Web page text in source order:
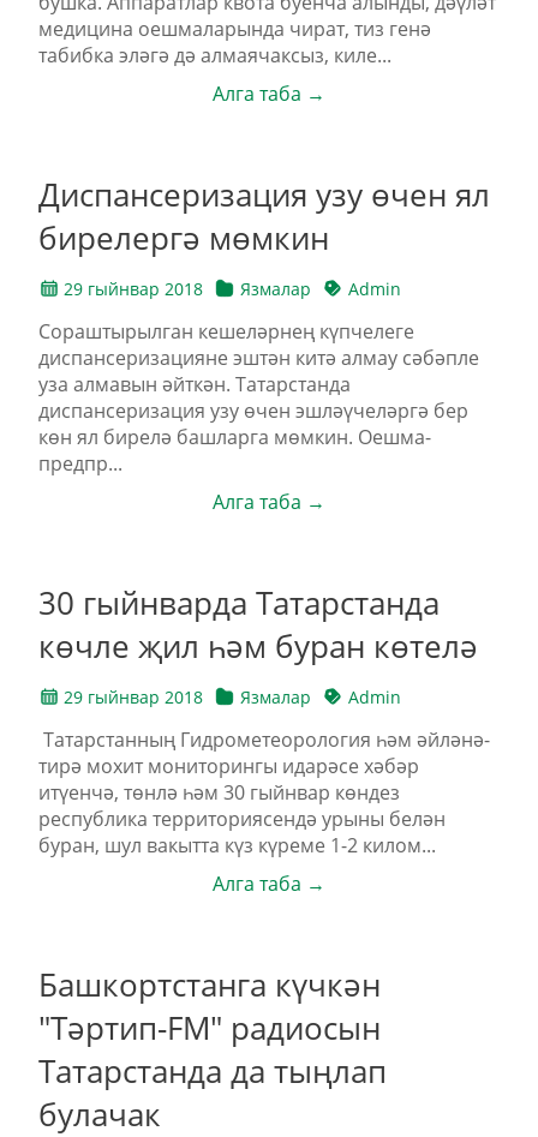
медицина оешмаларында чират, тиз генә
табибка эләгә дә алмаячаксыз, киле...
Алга таба →
Диспансеризация узу өчен ял
бирелергә мөмкин
29 гыйнвар 2018 Язмалар Admin
Сораштырылган кешеләрнең күпчелеге
диспансеризацияне эштән китә алмау сәбәпле
уза алмавын әйткән. Татарстанда
диспансеризация узу өчен эшләүчеләргә бер
көн ял бирелә башларга мөмкин. Оешма-
предпр...
Алга таба →
30 гыйнварда Татарстанда
көчле җил һәм буран көтелә
29 гыйнвар 2018 Язмалар Admin
Татарстанның Гидрометеорология һәм әйләнә-
тирә мохит мониторингы идарәсе хәбәр
итүенчә, төнлә һәм 30 гыйнвар көндез
республика территориясендә урыны белән
буран, шул вакытта күз күреме 1-2 килом...
Алга таба →
Башкортстанга күчкән
"Тәртип-FM" радиосын
Татарстанда да тыңлап
булачак